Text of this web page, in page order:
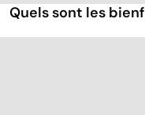
Quels sont les